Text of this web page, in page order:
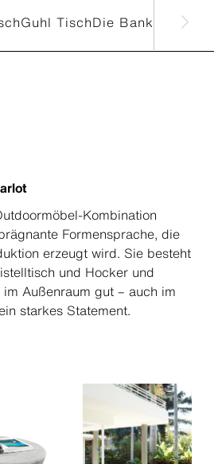
Guhl TischDie Bank
Kombination
Formensprache, die
erzeugt wird. Sie besteht
und Hocker und
Außenraum gut – auch im
starkes Statement.